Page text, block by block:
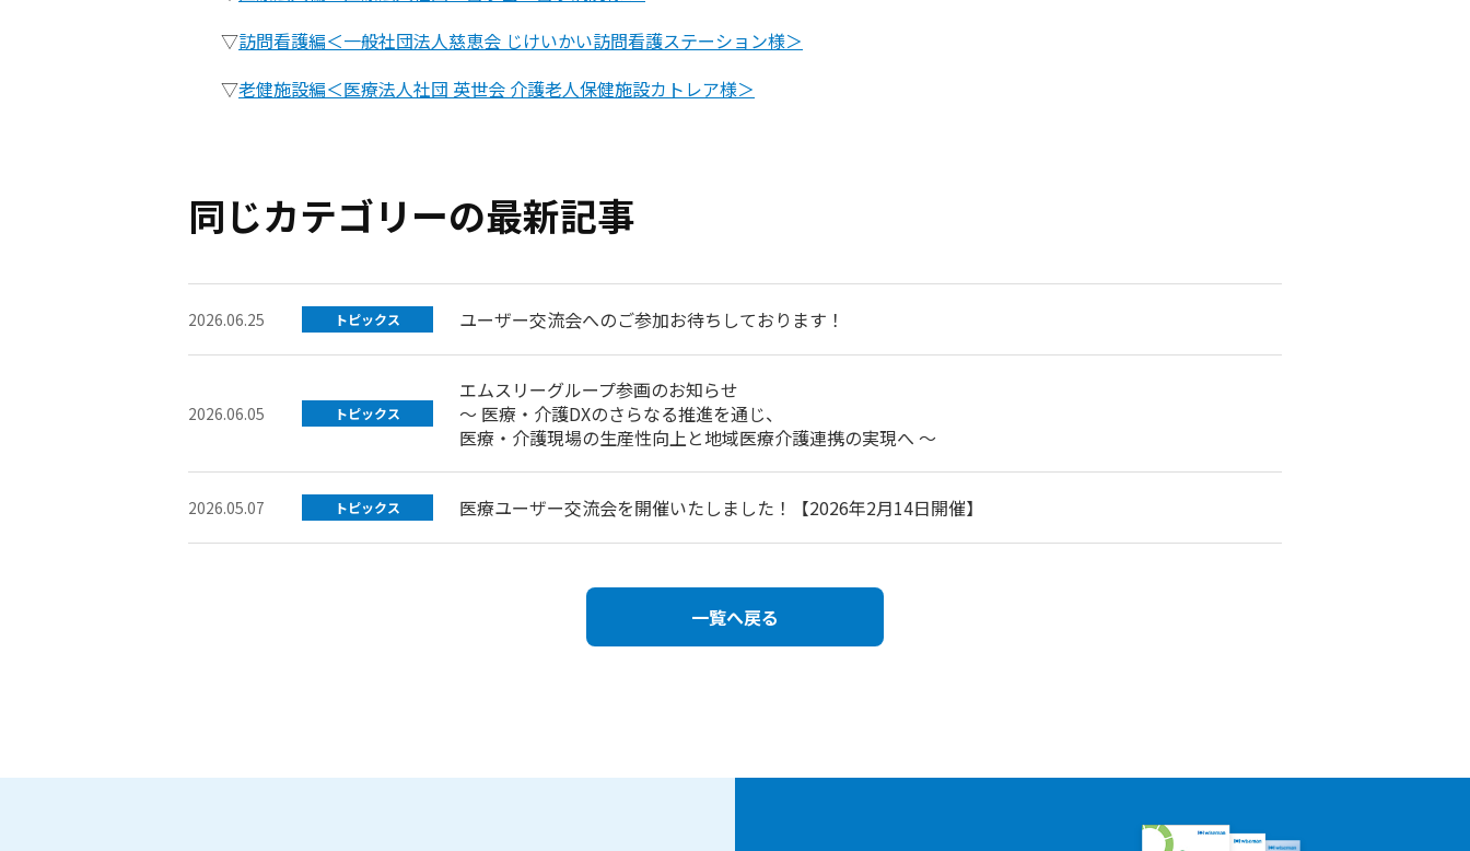
▽訪問看護編＜一般社団法人慈恵会 じけいかい訪問看護ステーション様＞
▽老健施設編＜医療法人社団 英世会 介護老人保健施設カトレア様＞
同じカテゴリーの最新記事
2026.06.25 トピックス ユーザー交流会へのご参加お待ちしております！
2026.06.05 トピックス
エムスリーグループ参画のお知らせ
～ 医療・介護DXのさらなる推進を通じ、
医療・介護現場の生産性向上と地域医療介護連携の実現へ ～
2026.05.07 トピックス 医療ユーザー交流会を開催いたしました！【2026年2月14日開催】
一覧へ戻る